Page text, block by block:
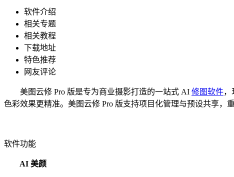
软件介绍
相关专题
相关教程
下载地址
特色推荐
网友评论
美图云修 Pro 版是专为商业摄影打造的一站式 AI 修图软件，
色彩效果更精准。美图云修 Pro 版支持项目化管理与预设共享，
软件功能
AI 美颜